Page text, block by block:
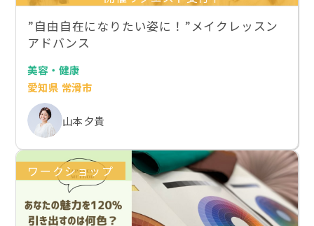
”自由自在になりたい姿に！”メイクレッスン
アドバンス
美容・健康
愛知県 常滑市
山本 夕貴
ワークショップ